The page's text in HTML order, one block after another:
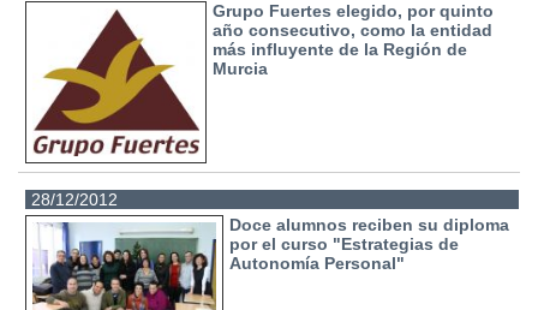
Grupo Fuertes elegido, por quinto
año consecutivo, como la entidad
más influyente de la Región de
Murcia
28/12/2012
Doce alumnos reciben su diploma
por el curso "Estrategias de
Autonomía Personal"